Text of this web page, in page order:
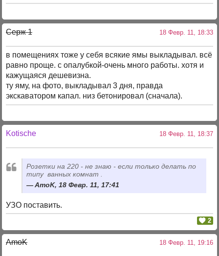
Серж 1 18 Февр. 11, 18:33
в помещениях тоже у себя всякие ямы выкладывал. всё
равно проще. с опалубкой-очень много работы. хотя и
кажущаяся дешевизна.
ту яму, на фото, выкладывал 3 дня, правда
экскаватором капал. низ бетонировал (сначала).
Kotische 18 Февр. 11, 18:37
Розетки на 220 - не знаю - если только делать по
типу ванных комнат .
AmoK, 18 Февр. 11, 17:41
УЗО поставить.
2
AmoK 18 Февр. 11, 19:16